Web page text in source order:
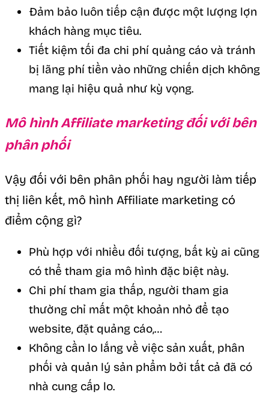
Đảm bảo luôn tiếp cận được một lượng lợn
khách hàng mục tiêu.
Tiết kiệm tối đa chi phí quảng cáo và tránh
bị lãng phí tiền vào những chiến dịch không
mang lại hiệu quả như kỳ vọng.
Mô hình Affiliate marketing đối với bên
phân phối
Vậy đối với bên phân phối hay người làm tiếp
thị liên kết, mô hình Affiliate marketing có
điểm cộng gì?
Phù hợp với nhiều đối tượng, bất kỳ ai cũng
có thể tham gia mô hình đặc biệt này.
Chi phí tham gia thấp, người tham gia
thường chỉ mất một khoản nhỏ để tạo
website, đặt quảng cáo,…
Không cần lo lắng về việc sản xuất, phân
phối và quản lý sản phẩm bởi tất cả đã có
nhà cung cấp lo.